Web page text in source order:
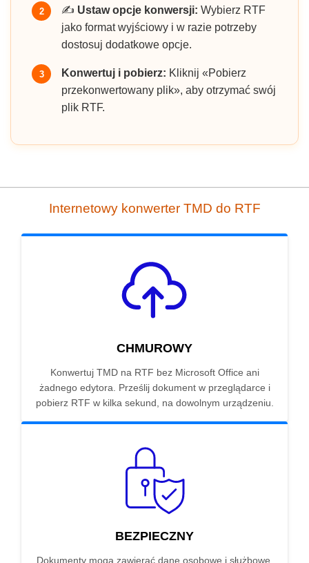
2 ✍️ Ustaw opcje konwersji: Wybierz RTF
jako format wyjściowy i w razie potrzeby
dostosuj dodatkowe opcje.
3 Konwertuj i pobierz: Kliknij «Pobierz
przekonwertowany plik», aby otrzymać swój
plik RTF.
Internetowy konwerter TMD do RTF
CHMUROWY
Konwertuj TMD na RTF bez Microsoft Office ani
żadnego edytora. Prześlij dokument w przeglądarce i
pobierz RTF w kilka sekund, na dowolnym urządzeniu.
BEZPIECZNY
Dokumenty mogą zawierać dane osobowe i służbowe.